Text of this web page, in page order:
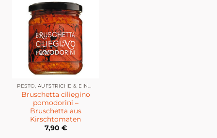
PESTO, AUFSTRICHE & EINGELEGTES
Bruschetta ciliegino
pomodorini –
Bruschetta aus
Kirschtomaten
7,90 €